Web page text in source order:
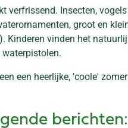
verfrissend. Insecten,
groot en
Kinderen vinden het
waterpistolen.
een heerlijke, 'coole'
berichten: